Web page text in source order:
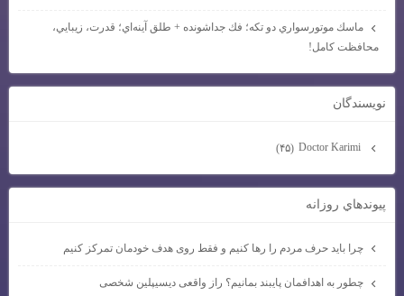
ماسك موتورسواري دو تكه؛ فك جداشونده + طلق آينه‌اي؛ قدرت، زيبايي،
محافظت كامل!
نويسندگان
(۴۵)
پيوندهاي روزانه
چرا باید حرف مردم را رها کنیم و فقط روی هدف خودمان تمرکز کنیم
چطور به اهدافمان پایبند بمانیم؟ راز واقعی دیسیپلین شخصی